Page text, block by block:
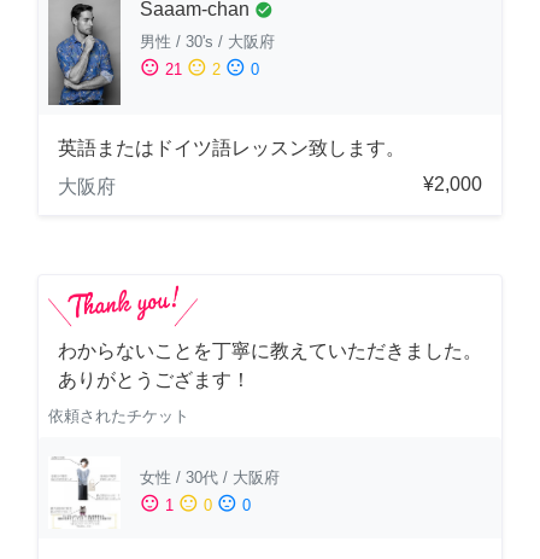
Saaam-chan check_circle
男性 / 30's / 大阪府
sentiment_satisfied 21 sentiment_neutral 2 sentiment_dissatisfied 0
英語またはドイツ語レッスン致します。
大阪府
¥2,000
わからないことを丁寧に教えていただきました。
ありがとうござます！
依頼されたチケット
女性 / 30代 / 大阪府
sentiment_satisfied 1 sentiment_neutral 0 sentiment_dissatisfied 0